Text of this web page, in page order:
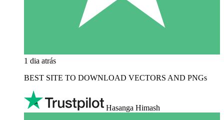
1 dia atrás
BEST SITE TO DOWNLOAD VECTORS AND PNGs
Hasanga Himash